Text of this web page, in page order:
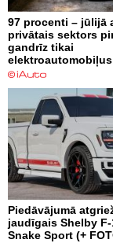
97 procenti – jūlijā
privātais sektors
gandrīz tikai
elektroautomobiļus
Piedāvājumā
jaudīgais Shelby F-
Snake Sport (+